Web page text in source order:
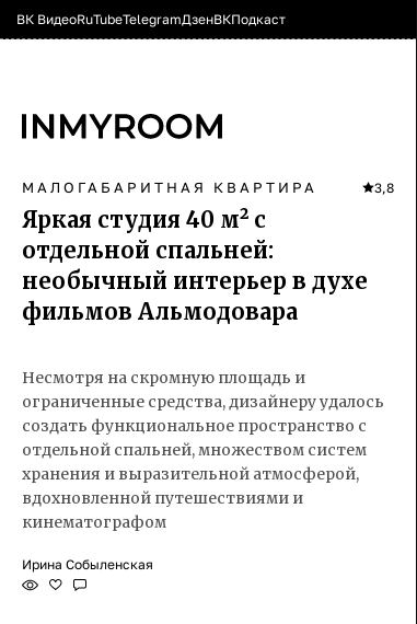
ВК ВидеоRuTubeTelegramДзенВКПодкаст
МАЛОГАБАРИТНАЯ КВАРТИРА 3,8
Яркая студия 40 м² с
отдельной спальней:
необычный интерьер в духе
фильмов Альмодовара
Несмотря на скромную площадь и
ограниченные средства, дизайнеру удалось
создать функциональное пространство с
отдельной спальней, множеством систем
хранения и выразительной атмосферой,
вдохновленной путешествиями и
кинематографом
Ирина Собыленская